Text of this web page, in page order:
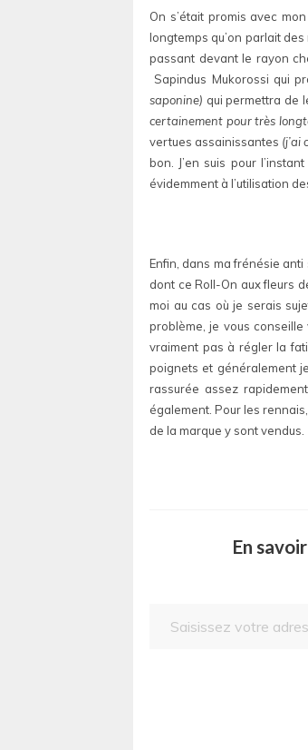
On s’était promis avec
longtemps qu’on parlait
passant devant le rayon
Sapindus Mukorossi qui
saponine) qui permettra de
certainement pour très
vertues assainissantes (j’ai
bon. J’en suis pour
évidemment à l’utilisation
Enfin, dans ma frénésie anti
dont ce Roll-On aux fleurs
moi au cas où je serais
problème, je vous conseille
vraiment pas à régler la
poignets et généralement
rassurée assez
également. Pour les
de la marque y sont vendus.
En